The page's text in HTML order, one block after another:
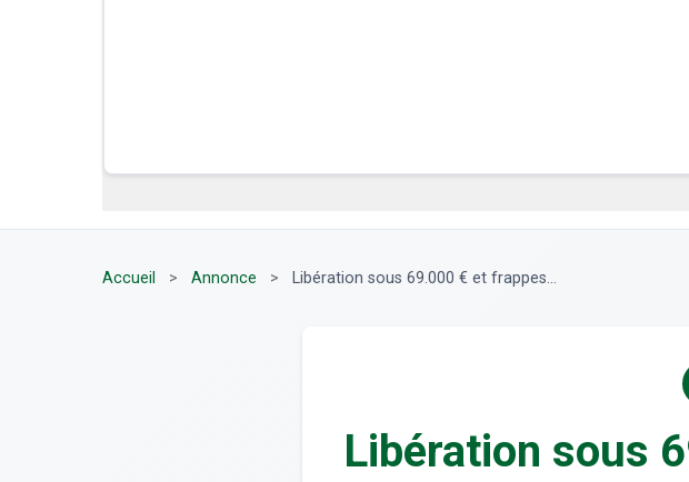
Accueil > Annonce > Libération sous 69.000 € et frappes...
Libération sous